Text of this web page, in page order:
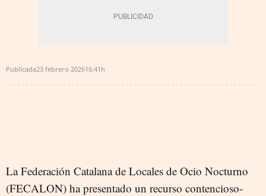
Publicada23 febrero 202616:41h
La Federación Catalana de Locales de Ocio Nocturno
(FECALON) ha presentado un recurso contencioso-